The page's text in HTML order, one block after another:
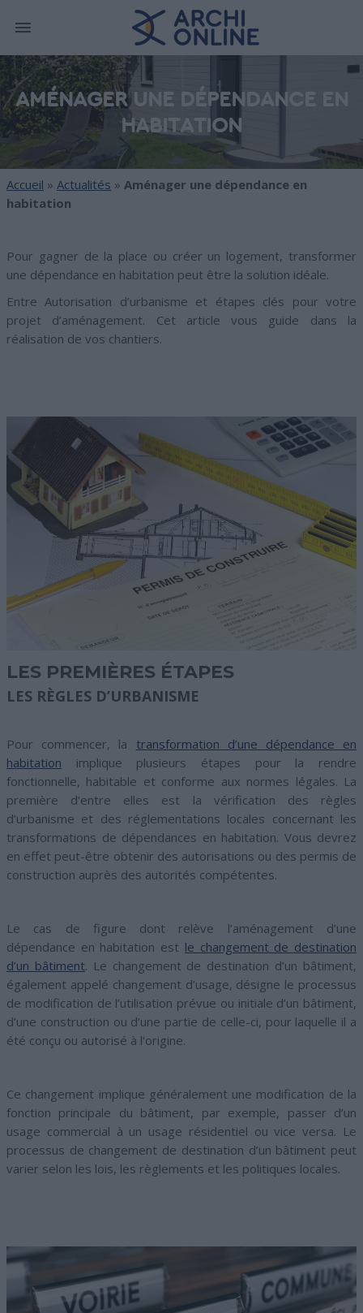
AMÉNAGER UNE DÉPENDANCE EN
HABITATION
Accueil » Actualités » Aménager une dépendance en
habitation
Pour gagner de la place ou créer un logement, transformer
une dépendance en habitation peut être la solution idéale.
Entre Autorisation d’urbanisme et étapes clés pour votre
projet d’aménagement. Cet article vous guide dans la
réalisation de vos chantiers.
LES PREMIÈRES ÉTAPES
LES RÈGLES D’URBANISME
Pour commencer, la transformation d’une dépendance en
habitation implique plusieurs étapes pour la rendre
fonctionnelle, habitable et conforme aux normes légales. La
première d’entre elles est la vérification des règles
d’urbanisme et des réglementations locales concernant les
transformations de dépendances en habitation. Vous devrez
en effet peut-être obtenir des autorisations ou des permis de
construction auprès des autorités compétentes.
Le cas de figure dont relève l’aménagement d’une
dépendance en habitation est le changement de destination
d’un bâtiment. Le changement de destination d’un bâtiment,
également appelé changement d’usage, désigne le processus
de modification de l’utilisation prévue ou initiale d’un bâtiment,
d’une construction ou d’une partie de celle-ci, pour laquelle il a
été conçu ou autorisé à l’origine.
Ce changement implique généralement une modification de la
fonction principale du bâtiment, par exemple, passer d’un
usage commercial à un usage résidentiel ou vice versa. Le
processus de changement de destination d’un bâtiment peut
varier selon les lois, les règlements et les politiques locales.